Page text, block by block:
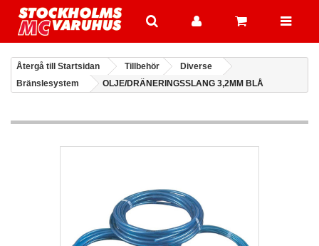
Återgå till Startsidan Tillbehör
Diverse
Bränslesystem
OLJE/DRÄNERINGSSLANG 3,2MM BLÅ